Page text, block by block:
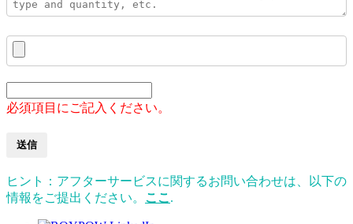
必須項目にご記入ください。
送信
ヒント：アフターサービスに関するお問い合わせは、以下の
情報をご提出ください。 ここ .